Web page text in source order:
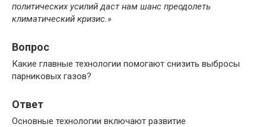
политических усилий даст нам шанс преодолеть
климатический кризис.»
Вопрос
Какие главные технологии помогают снизить выбросы
парниковых газов?
Ответ
Основные технологии включают развитие